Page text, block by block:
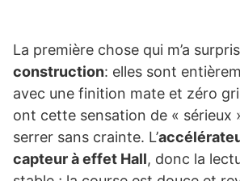
La première chose qui m’a
construction: elles sont
avec une finition mate et zéro
ont cette sensation de « sérieux
serrer sans crainte. L’
capteur à effet Hall, donc la